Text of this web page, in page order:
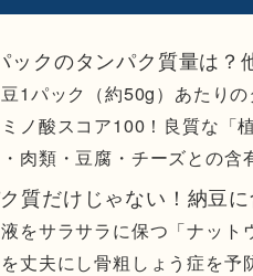
ックのタンパク質量は？
1パック（約50g）あたり
ノ酸スコア100！良質な「
肉類・豆腐・チーズとの含
質だけじゃない！納豆
をサラサラに保つ「ナット
丈夫にし骨粗しょう症を予